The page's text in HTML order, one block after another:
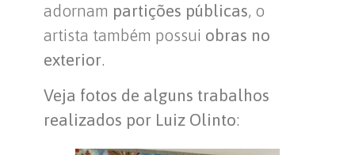
adornam partições públicas, o
artista também possui obras no
exterior.
Veja fotos de alguns trabalhos
realizados por Luiz Olinto: